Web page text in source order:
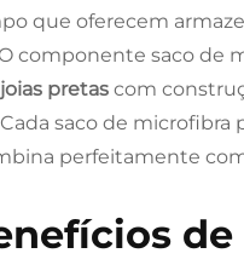
que oferecem
componente saco de
pretas com
saco de
perfeitamente